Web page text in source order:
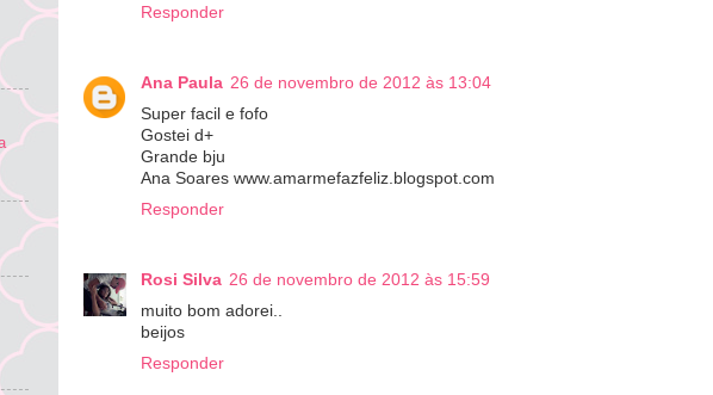
Responder
Ana Paula 26 de novembro de 2012 às 13:04
Super facil e fofo
Gostei d+
Grande bju
Ana Soares www.amarmefazfeliz.blogspot.com
Responder
Rosi Silva 26 de novembro de 2012 às 15:59
muito bom adorei..
beijos
Responder